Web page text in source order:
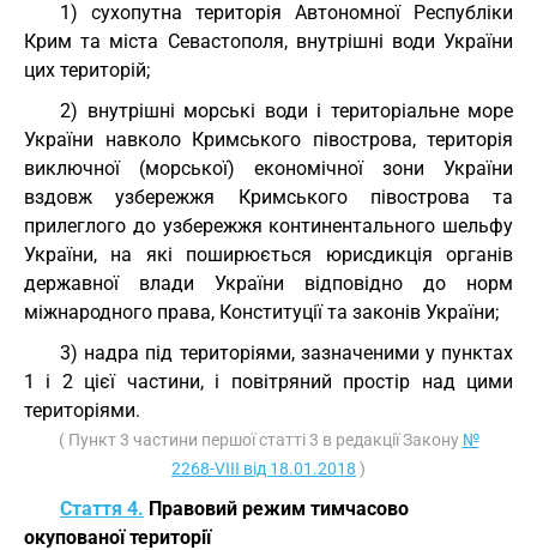
1) сухопутна територія Автономної Республіки
Крим та міста Севастополя, внутрішні води України
цих територій;
2) внутрішні морські води і територіальне море
України навколо Кримського півострова, територія
виключної (морської) економічної зони України
вздовж узбережжя Кримського півострова та
прилеглого до узбережжя континентального шельфу
України, на які поширюється юрисдикція органів
державної влади України відповідно до норм
міжнародного права, Конституції та законів України;
3) надра під територіями, зазначеними у пунктах
1 і 2 цієї частини, і повітряний простір над цими
територіями.
( Пункт 3 частини першої статті 3 в редакції Закону №
2268-VIII від 18.01.2018 )
Стаття 4. Правовий режим тимчасово
окупованої території